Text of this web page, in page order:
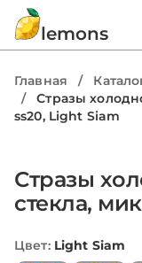
lemons
Главная /
/
Стразы
ss20, Light Siam
Стразы
стекла,
Цвет: Light Siam